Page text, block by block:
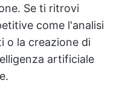
Se ti ritrovi
come l'analisi
o la creazione di
artificiale